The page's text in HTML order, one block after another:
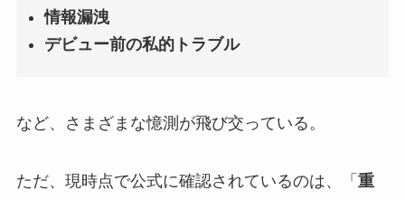
情報漏洩
デビュー前の私的トラブル
など、さまざまな憶測が飛び交っている。
ただ、現時点で公式に確認されているのは、「 重